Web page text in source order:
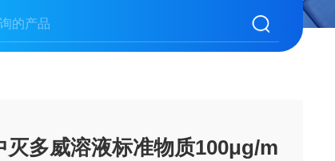
灭多威溶液标准物质100μg/m